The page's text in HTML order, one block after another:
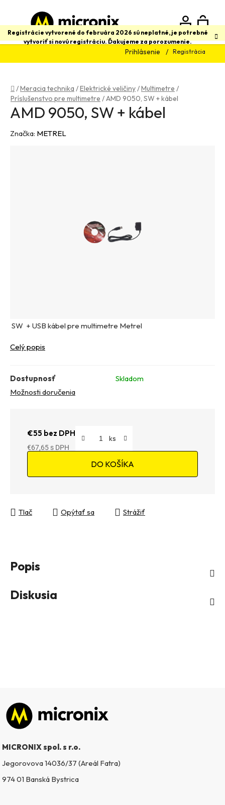
obsah
Registrácie vytvorené do februára 2026 sú neplatné, je potrebné
vytvoriť si novú registráciu. Ďakujeme za porozumenie.
Prihlásenie Registrácia
Hľadať
Domov
/Meracia technika /Elektrické veličiny/Multimetre /
Príslušenstvo pre multimetre /AMD 9050, SW + kábel
SW + USB kábel pre multimetre Metrel
Celý popis
Dostupnosť
Skladom
Možnosti doručenia
€55 bez DPH
€67,65
DO KOŠÍKA
Tlač Opýtať sa Strážiť
AMD 9050, SW + kábel
Značka: METREL
Popis
Diskusia
Zápätie
MICRONIX spol. s r.o.
Jegorovova 14036/37 (Areál Fatra)
974 01 Banská Bystrica